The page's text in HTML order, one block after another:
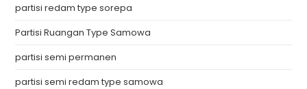
partisi redam type sorepa
Partisi Ruangan Type Samowa
partisi semi permanen
partisi semi redam type samowa